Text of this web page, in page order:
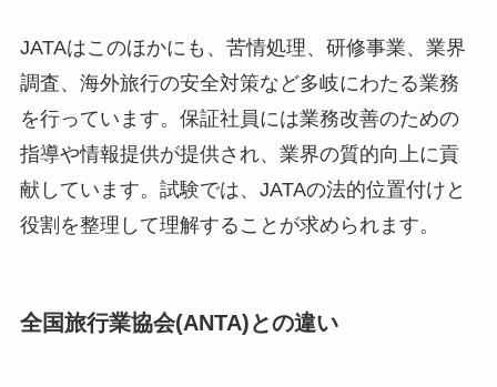
JATAはこのほかにも、苦情処理、研修事業、業界
調査、海外旅行の安全対策など多岐にわたる業務
を行っています。保証社員には業務改善のための
指導や情報提供が提供され、業界の質的向上に貢
献しています。試験では、JATAの法的位置付けと
役割を整理して理解することが求められます。
全国旅行業協会(ANTA)との違い